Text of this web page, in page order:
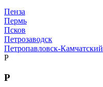
Пенза
Пермь
Псков
Петрозаводск
Петропавловск-Камчатский
Р
Р